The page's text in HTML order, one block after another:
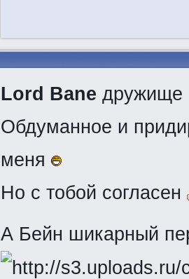
Lord Bane дружище
Обдуманное и
меня
Но с тобой согласен
А Бейн шикарный